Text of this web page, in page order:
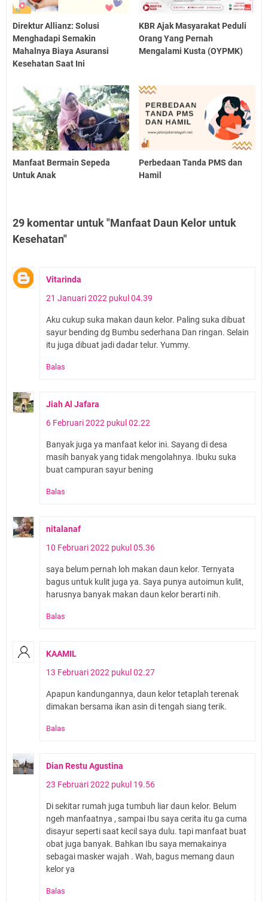
Direktur Allianz: Solusi
Menghadapi Semakin
Mahalnya Biaya Asuransi
Kesehatan Saat Ini
KBR Ajak Masyarakat Peduli
Orang Yang Pernah
Mengalami Kusta (OYPMK)
Manfaat Bermain Sepeda
Untuk Anak
Perbedaan Tanda PMS dan
Hamil
29 komentar untuk "Manfaat Daun Kelor untuk
Kesehatan"
Vitarinda
21 Januari 2022 pukul 04.39
Aku cukup suka makan daun kelor. Paling suka dibuat
sayur bending dg Bumbu sederhana Dan ringan. Selain
itu juga dibuat jadi dadar telur. Yummy.
Balas
Jiah Al Jafara
6 Februari 2022 pukul 02.22
Banyak juga ya manfaat kelor ini. Sayang di desa
masih banyak yang tidak mengolahnya. Ibuku suka
buat campuran sayur bening
Balas
nitalanaf
10 Februari 2022 pukul 05.36
saya belum pernah loh makan daun kelor. Ternyata
bagus untuk kulit juga ya. Saya punya autoimun kulit,
harusnya banyak makan daun kelor berarti nih.
Balas
KAAMIL
13 Februari 2022 pukul 02.27
Apapun kandungannya, daun kelor tetaplah terenak
dimakan bersama ikan asin di tengah siang terik.
Balas
Dian Restu Agustina
23 Februari 2022 pukul 19.56
Di sekitar rumah juga tumbuh liar daun kelor. Belum
ngeh manfaatnya , sampai Ibu saya cerita itu ga cuma
disayur seperti saat kecil saya dulu. tapi manfaat buat
obat juga banyak. Bahkan Ibu saya memakainya
sebagai masker wajah . Wah, bagus memang daun
kelor ya
Balas